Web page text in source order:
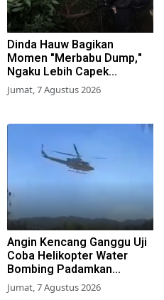
Dinda Hauw Bagikan
Momen "Merbabu Dump,"
Ngaku Lebih Capek
Dibanding Gunung Sumbing
Jumat, 7 Agustus 2026
Angin Kencang Ganggu Uji
Coba Helikopter Water
Bombing Padamkan
Kebakaran Bromo
Jumat, 7 Agustus 2026